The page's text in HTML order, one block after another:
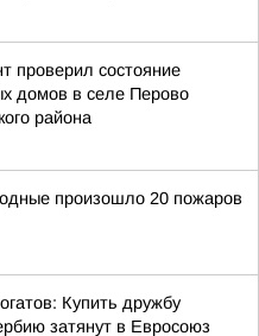
проверил состояние
домов в селе Перово
района
произошло 20 пожаров
Купить дружбу
затянут в Евросоюз